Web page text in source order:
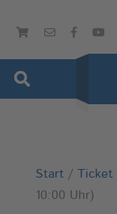
Start / Ticket
10:00 Uhr)